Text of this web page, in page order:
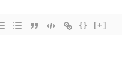
{} [+]